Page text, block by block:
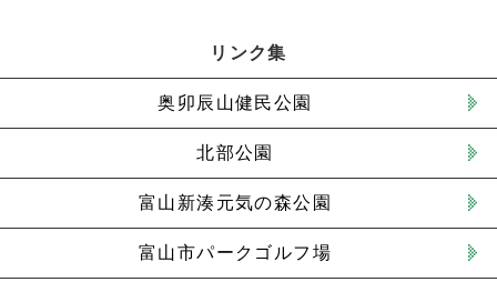
リンク集
奥卯辰山健民公園
北部公園
富山新湊元気の森公園
富山市パークゴルフ場